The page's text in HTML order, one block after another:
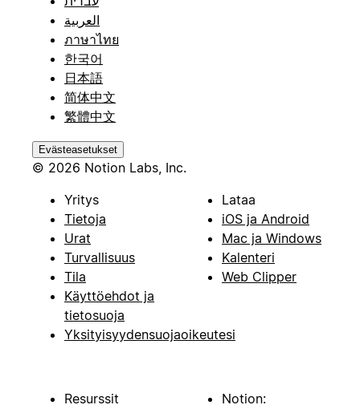
العربية
ภาษาไทย
한국어
日本語
简体中文
繁體中文
Evästeasetukset
© 2026 Notion Labs, Inc.
Yritys
Tietoja
Urat
Turvallisuus
Tila
Käyttöehdot ja
tietosuoja
Yksityisyydensuojaoikeutesi
Lataa
iOS ja Android
Mac ja Windows
Kalenteri
Web Clipper
Resurssit Notion: